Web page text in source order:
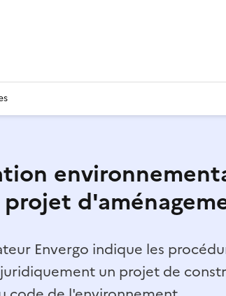
Envergo indique les
un projet de